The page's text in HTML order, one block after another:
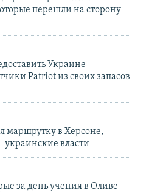
перешли на сторону
Украине
Patriot из своих запасов
маршрутку в Херсоне,
украинские власти
за день учения в Оливе